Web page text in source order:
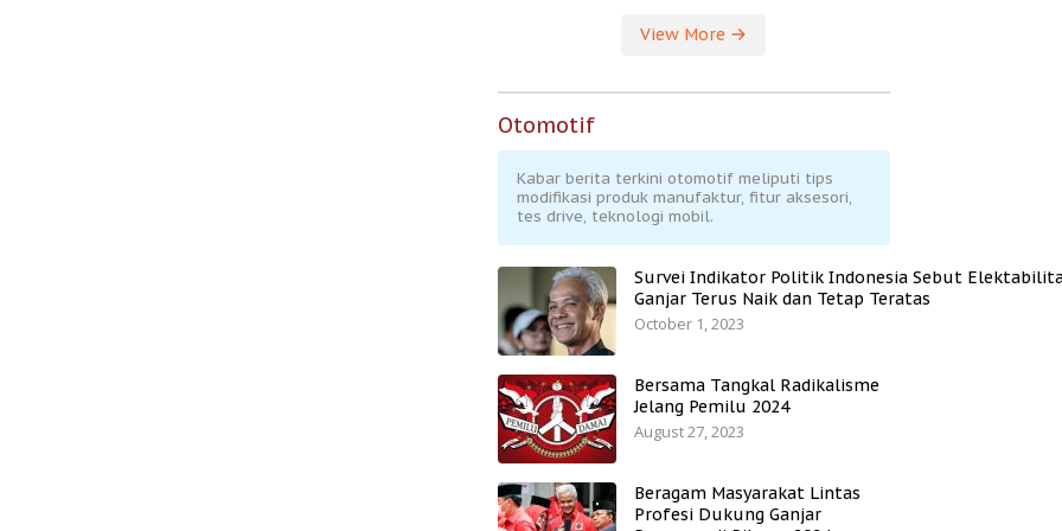
View More
Otomotif
Kabar berita terkini otomotif meliputi tips
modifikasi produk manufaktur, fitur aksesori,
tes drive, teknologi mobil.
Survei Indikator Politik Indonesia Sebut
Ganjar Terus Naik dan Tetap Teratas
October 1, 2023
Bersama Tangkal Radikalisme
Jelang Pemilu 2024
August 27, 2023
Beragam Masyarakat Lintas
Profesi Dukung Ganjar